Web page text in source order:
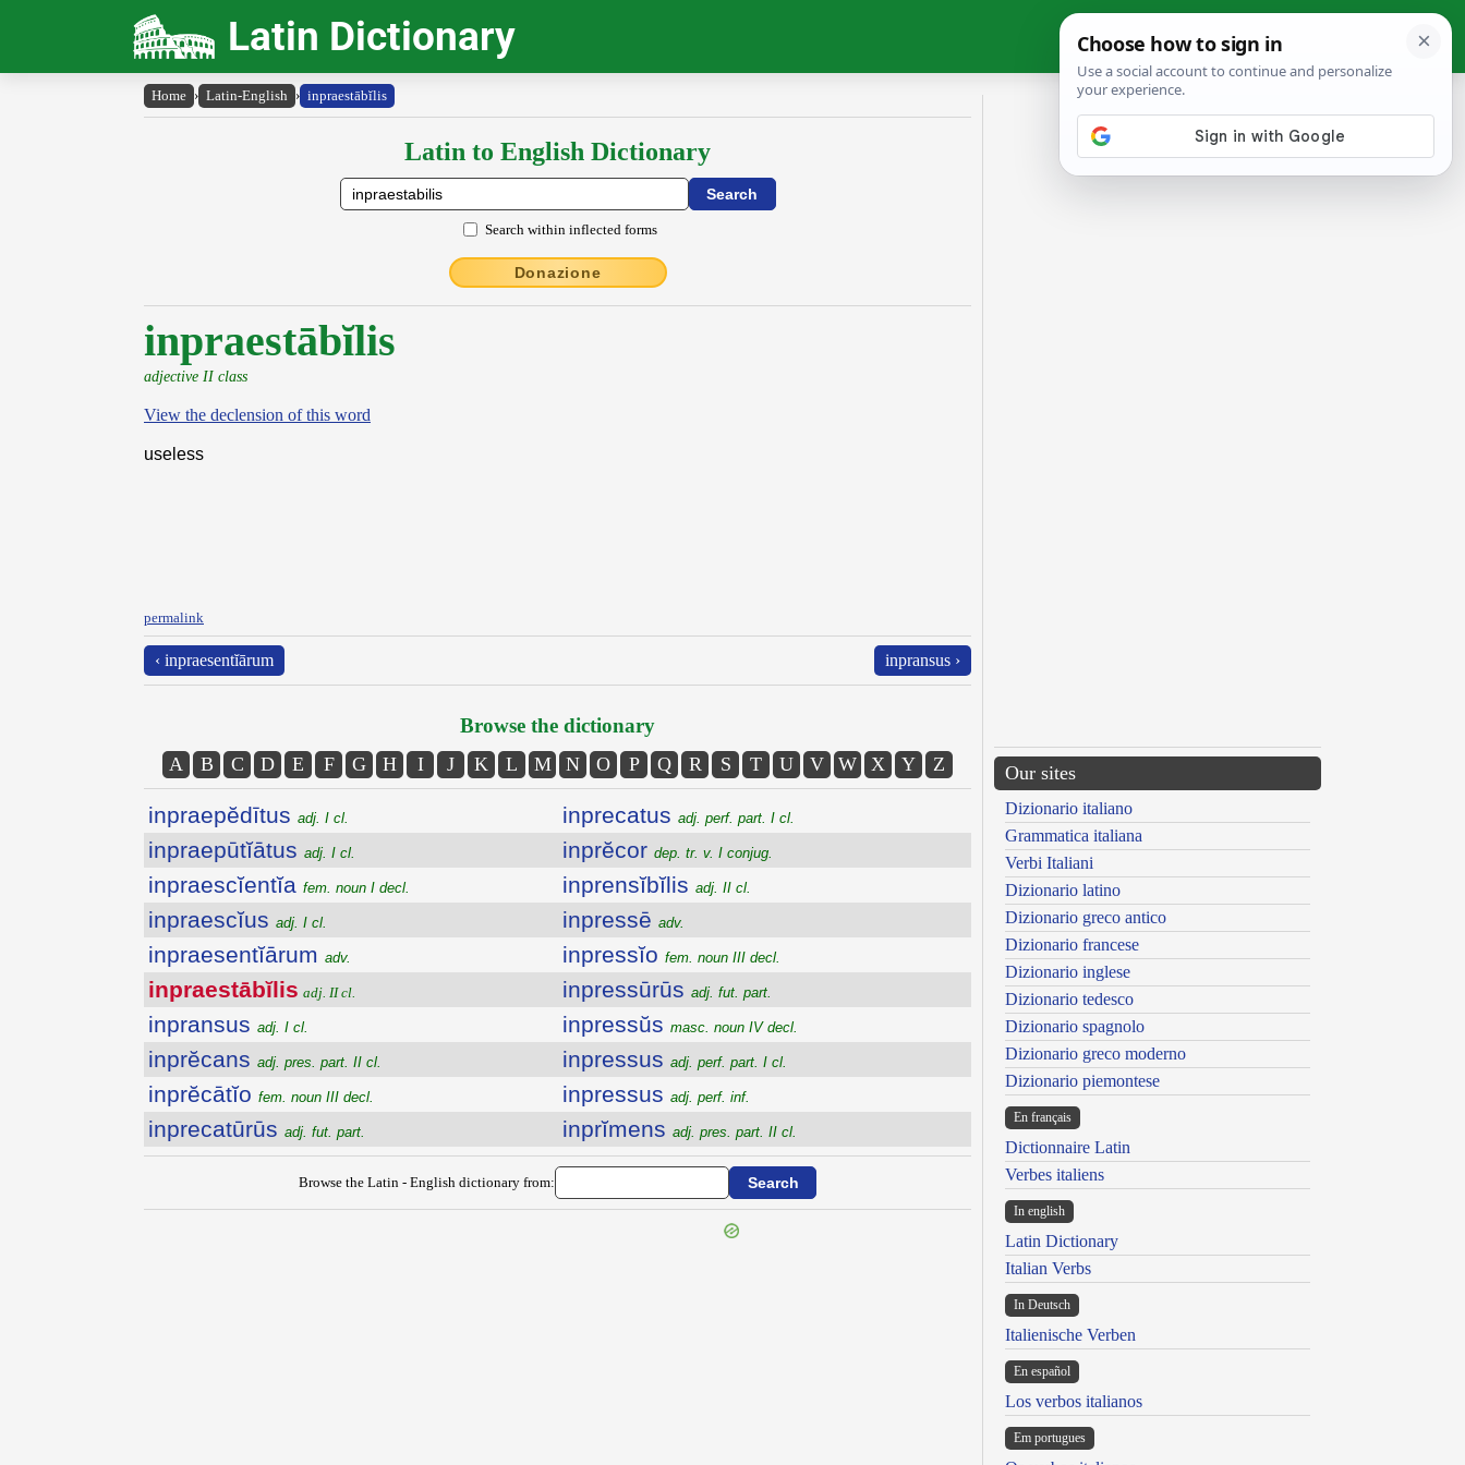
Latin Dictionary
Home › Latin-English › inpraestābĭlis
Latin to English Dictionary
Search within inflected forms
Donazione
inpraestābĭlis
adjective II class
View the declension of this word
useless
permalink
‹ inpraesentĭārum inpransus ›
Browse the dictionary
A B C D E F G H I J K L M N O P Q R S T U V W X Y Z
inpraepĕdītus adj. I cl.
inpraepūtĭātus adj. I cl.
inpraescĭentĭa fem. noun I decl.
inpraescĭus adj. I cl.
inpraesentĭārum adv.
inpraestābĭlis adj. II cl.
inpransus adj. I cl.
inprĕcans adj. pres. part. II cl.
inprĕcātĭo fem. noun III decl.
inprecatūrūs adj. fut. part.
inprecatus adj. perf. part. I cl.
inprĕcor dep. tr. v. I conjug.
inprensĭbĭlis adj. II cl.
inpressē adv.
inpressĭo fem. noun III decl.
inpressūrūs adj. fut. part.
inpressŭs masc. noun IV decl.
inpressus adj. perf. part. I cl.
inpressus adj. perf. inf.
inprĭmens adj. pres. part. II cl.
Browse the Latin - English dictionary from:
Our sites
Dizionario italiano
Grammatica italiana
Verbi Italiani
Dizionario latino
Dizionario greco antico
Dizionario francese
Dizionario inglese
Dizionario tedesco
Dizionario spagnolo
Dizionario greco moderno
Dizionario piemontese
En français
Dictionnaire Latin
Verbes italiens
In english
Latin Dictionary
Italian Verbs
In Deutsch
Italienische Verben
En español
Los verbos italianos
Em portugues